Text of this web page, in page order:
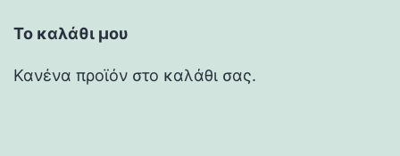
Το καλάθι μου
Κανένα προϊόν στο καλάθι σας.